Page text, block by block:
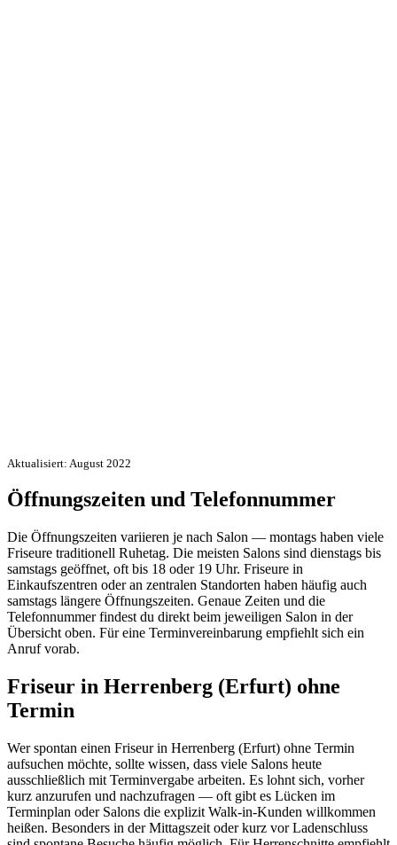
Aktualisiert: August 2022
Öffnungszeiten und Telefonnummer
Die Öffnungszeiten variieren je nach Salon — montags haben viele
Friseure traditionell Ruhetag. Die meisten Salons sind dienstags bis
samstags geöffnet, oft bis 18 oder 19 Uhr. Friseure in
Einkaufszentren oder an zentralen Standorten haben häufig auch
samstags längere Öffnungszeiten. Genaue Zeiten und die
Telefonnummer findest du direkt beim jeweiligen Salon in der
Übersicht oben. Für eine Terminvereinbarung empfiehlt sich ein
Anruf vorab.
Friseur in Herrenberg (Erfurt) ohne
Termin
Wer spontan einen Friseur in Herrenberg (Erfurt) ohne Termin
aufsuchen möchte, sollte wissen, dass viele Salons heute
ausschließlich mit Terminvergabe arbeiten. Es lohnt sich, vorher
kurz anzurufen und nachzufragen — oft gibt es Lücken im
Terminplan oder Salons die explizit Walk-in-Kunden willkommen
heißen. Besonders in der Mittagszeit oder kurz vor Ladenschluss